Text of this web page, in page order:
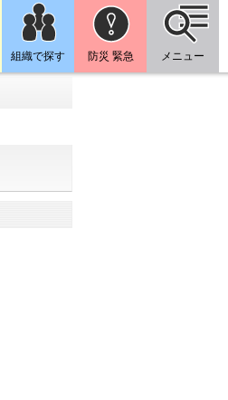
組織で探す 防災 緊急 メニュー